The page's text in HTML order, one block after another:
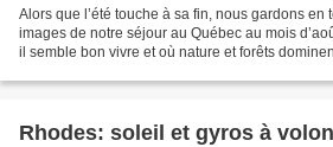
Alors que l’été touche à sa fin, nous gardons en
images de notre séjour au Québec au mois
il semble bon vivre et où nature et forêts
Rhodes: soleil et gyros à